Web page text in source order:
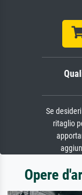
Se
ritaglio
Opere